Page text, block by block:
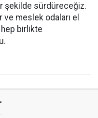
şekilde sürdüreceğiz.
ve meslek odaları el
birlikte